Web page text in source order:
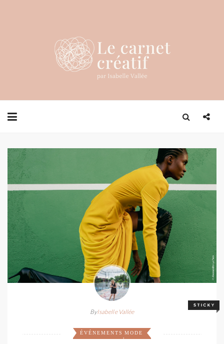
ByIsabelle Vallée
ÉVÉNEMENTS
,
MODE